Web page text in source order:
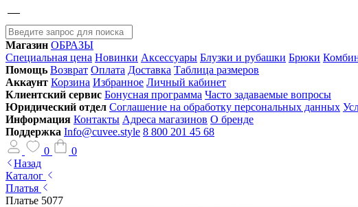
Магазин ОБРАЗЫ
Специальная цена Новинки Аксессуары Блузки и рубашки Брюки
Помощь Возврат Оплата Доставка Таблица размеров
Аккаунт Корзина Избранное Личный кабинет
Клиентский сервис Бонусная программа Часто задаваемые вопросы
Юридический отдел Соглашение на обработку персональных данных
Информация Контакты Адреса магазинов О бренде
Поддержка Info@cuvee.style 8 800 201 45 68
0
0
Назад
Каталог
Платья
Платье 5077